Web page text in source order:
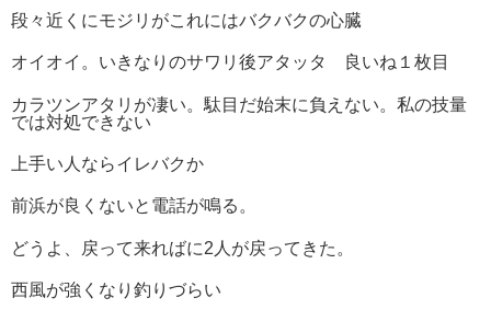
段々近くにモジリがこれにはバクバクの心臓
オイオイ。いきなりのサワリ後アタッタ 良いね１枚目
カラツンアタリが凄い。駄目だ始末に負えない。私の技量
では対処できない
上手い人ならイレバクか
前浜が良くないと電話が鳴る。
どうよ、戻って来ればに2人が戻ってきた。
西風が強くなり釣りづらい